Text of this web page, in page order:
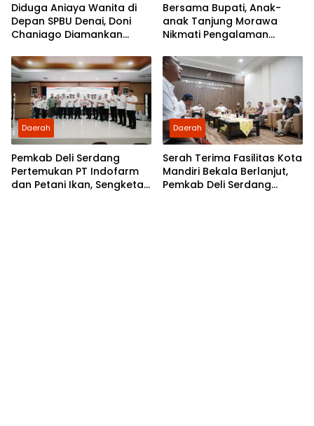
Diduga Aniaya Wanita di
Depan SPBU Denai, Doni
Chaniago Diamankan
Bersama Bupati, Anak-
anak Tanjung Morawa
Nikmati Pengalaman
Daerah
Pemkab Deli Serdang
Pertemukan PT Indofarm
dan Petani Ikan, Sengketa
Daerah
Serah Terima Fasilitas Kota
Mandiri Bekala Berlanjut,
Pemkab Deli Serdang